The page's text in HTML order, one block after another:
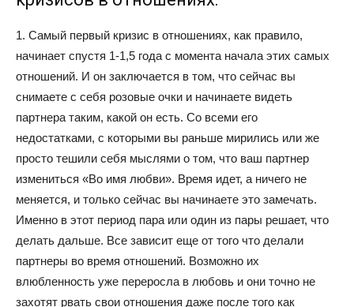
1. Самый первый кризис в отношениях, как правило,
начинает спустя 1-1,5 года с момента начала этих самых
отношений. И он заключается в том, что сейчас вы
снимаете с себя розовые очки и начинаете видеть
партнера таким, какой он есть. Со всеми его
недостатками, с которыми вы раньше мирились или же
просто тешили себя мыслями о том, что ваш партнер
измениться «Во имя любви». Время идет, а ничего не
меняется, и только сейчас вы начинаете это замечать.
Именно в этот период пара или один из пары решает, что
делать дальше. Все зависит еще от того что делали
партнеры во время отношений. Возможно их
влюбленность уже переросла в любовь и они точно не
захотят рвать свои отношения даже после того как